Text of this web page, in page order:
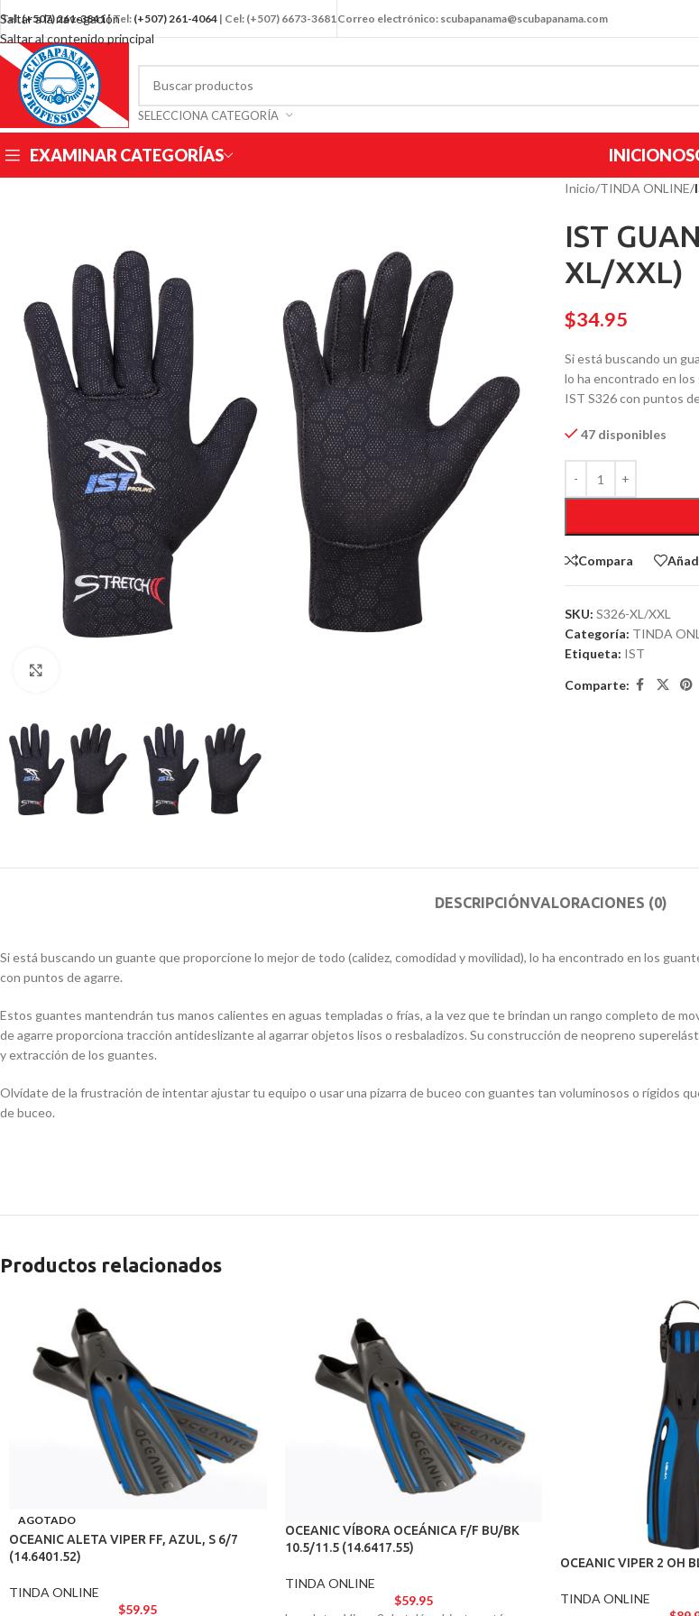
Saltar a la navegación
Saltar al contenido principal
Tel:(+507)261-3841| Tel: (+507) 261-4064 | Cel: (+507) 6673-3681 Correo electrónico: scubapanama@scubapanama.com
SELECCIONA CATEGORÍA
EXAMINAR CATEGORÍAS INICIO
Inicio/TINDA ONLINE/
IST
XL/XXL)
$34.95
Si está buscando un
lo ha encontrado en
IST S326 con puntos
47 disponibles
Compara
SKU: S326-XL/XXL
Categoría: TINDA
Etiqueta: IST
Comparte:
DESCRIPCIÓNVALORACIONES (0)
Si está buscando un guante que proporcione lo mejor de todo (calidez, comodidad y movilidad), lo ha encontrado en los
con puntos de agarre.
Estos guantes mantendrán tus manos calientes en aguas templadas o frías, a la vez que te brindan un rango completo de
de agarre proporciona tracción antideslizante al agarrar objetos lisos o resbaladizos. Su construcción de neopreno
y extracción de los guantes.
Olvídate de la frustración de intentar ajustar tu equipo o usar una pizarra de buceo con guantes tan voluminosos o rígidos
de buceo.
Productos relacionados
AGOTADO
OCEANIC ALETA VIPER FF, AZUL, S 6/7
(14.6401.52)
TINDA ONLINE
$59.95
OCEANIC VÍBORA OCEÁNICA F/F BU/BK
10.5/11.5 (14.6417.55)
TINDA ONLINE
$59.95
OCEANIC VIPER 2 OH
TINDA ONLINE